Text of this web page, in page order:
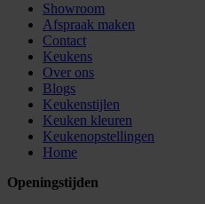
Showroom
Afspraak maken
Contact
Keukens
Over ons
Blogs
Keukenstijlen
Keuken kleuren
Keukenopstellingen
Home
Openingstijden